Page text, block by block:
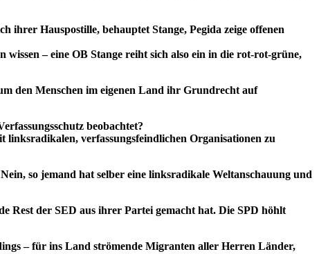
Hauspostille, behauptet Stange, Pegida zeige offenen
– eine OB Stange reiht sich also ein in die rot-rot-grüne,
den Menschen im eigenen Land ihr Grundrecht auf
beobachtet?
linksradikalen, verfassungsfeindlichen Organisationen zu
so jemand hat selber eine linksradikale Weltanschauung und
Rest der SED aus ihrer Partei gemacht hat. Die SPD höhlt
– für ins Land strömende Migranten aller Herren Länder,